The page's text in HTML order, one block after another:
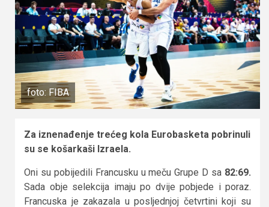
foto: FIBA
Za iznenađenje trećeg kola Eurobasketa pobrinuli
su se košarkaši Izraela.
Oni su pobijedili Francusku u meču Grupe D sa 82:69.
Sada obje selekcija imaju po dvije pobjede i poraz.
Francuska je zakazala u posljednjoj četvrtini koji su